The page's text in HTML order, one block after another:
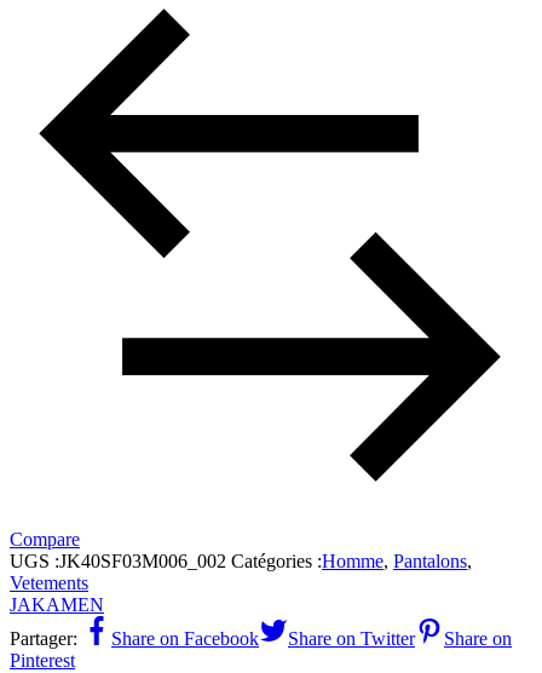
Compare
UGS :JK40SF03M006_002 Catégories :Homme, Pantalons,
Vetements
JAKAMEN
Partager:
Share on Facebook Share on Twitter
Share on
Pinterest